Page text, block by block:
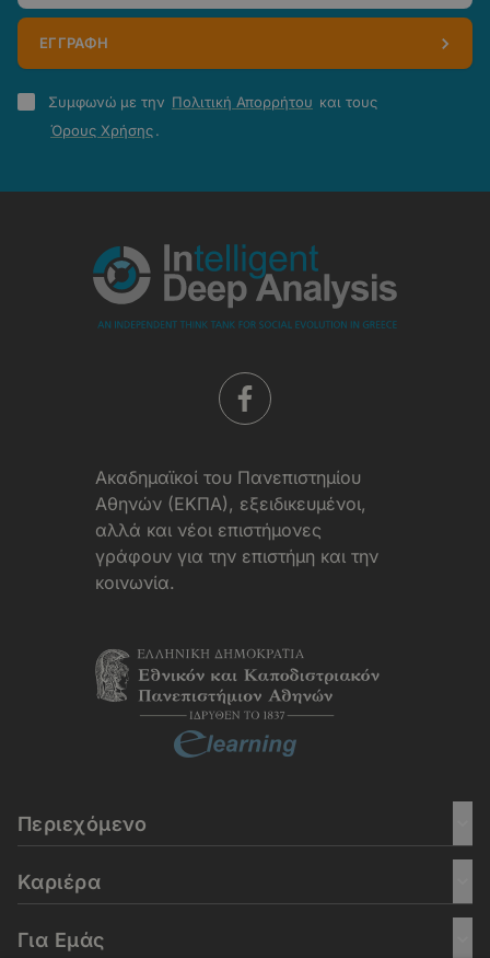
ΕΓΓΡΑΦΗ
Πολιτική
Απορρήτου
Συμφωνώ με την Πολιτική Απορρήτου και τους
Όρους Χρήσης.
Aκαδημαϊκοί του Πανεπιστημίου
Αθηνών (ΕΚΠΑ), εξειδικευμένοι,
αλλά και νέοι επιστήμονες
γράφουν για την επιστήμη και την
κοινωνία.
Περιεχόμενο
Καριέρα
Για Εμάς